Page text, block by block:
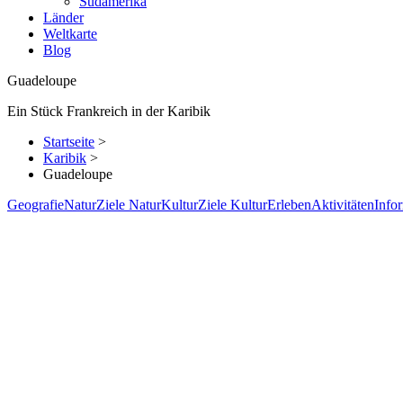
Länder
Weltkarte
Blog
Guadeloupe
Ein Stück Frankreich in der Karibik
Startseite >
Karibik >
Guadeloupe
GeografieNaturZiele NaturKulturZiele KulturErlebenAktivitäten